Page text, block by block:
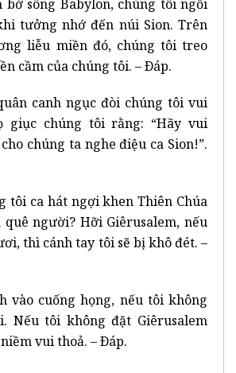
bờ sông Babylon, chúng tôi ngồi
tưởng nhớ đến núi Sion. Trên
liễu miền đó, chúng tôi treo
cầm của chúng tôi. – Ðáp.
canh ngục đòi chúng tôi vui
giục chúng tôi rằng: “Hãy vui
chúng ta nghe điệu ca Sion!”.
tôi ca hát ngợi khen Thiên Chúa
người? Hỡi Giêrusalem, nếu
thì cánh tay tôi sẽ bị khô đét. –
vào cuống họng, nếu tôi không
Nếu tôi không đặt Giêrusalem
vui thoả. – Ðáp.